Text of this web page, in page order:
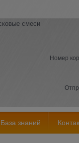
смеси
Номер
База знаний